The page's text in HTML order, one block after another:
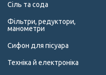
Сіль та сода
Фільтри, редуктори,
манометри
Сифон для пісуара
Техніка й електроніка